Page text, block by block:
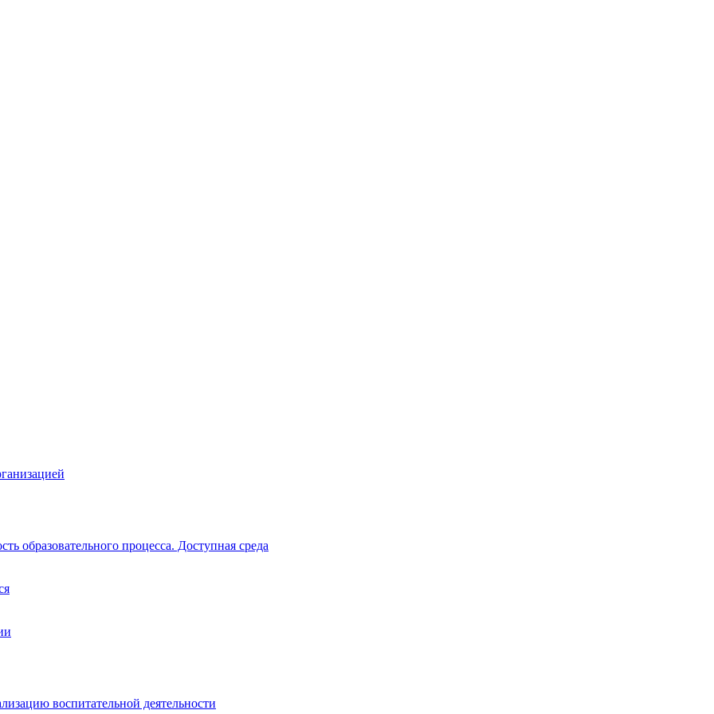
образовательного процесса. Доступная среда
воспитательной деятельности